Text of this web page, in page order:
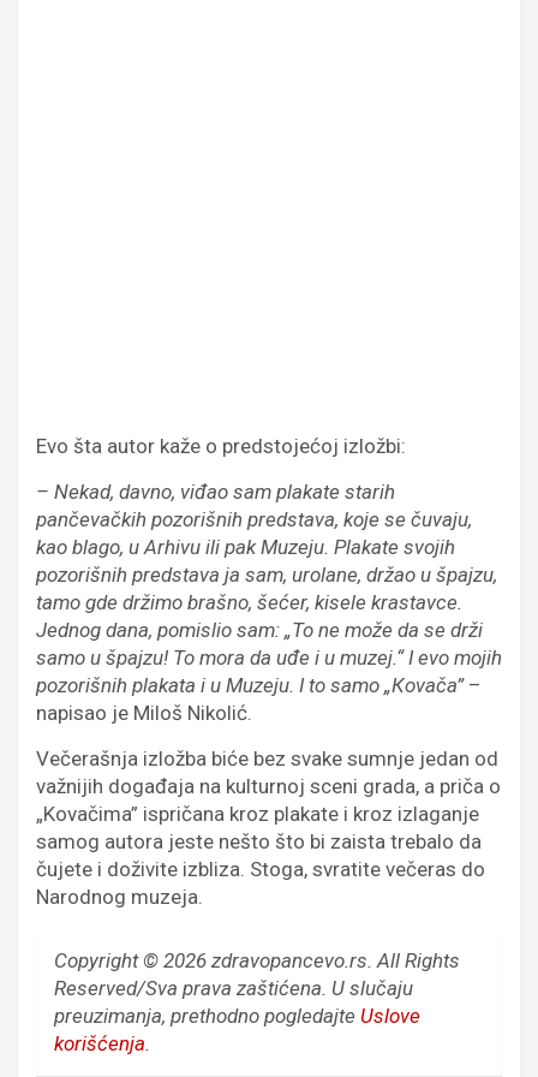
Evo šta autor kaže o predstojećoj izložbi:
– Nekad, davno, viđao sam plakate starih
pančevačkih pozorišnih predstava, koje se čuvaju,
kao blago, u Arhivu ili pak Muzeju. Plakate svojih
pozorišnih predstava ja sam, urolane, držao u špajzu,
tamo gde držimo brašno, šećer, kisele krastavce.
Jednog dana, pomislio sam: „To ne može da se drži
samo u špajzu! To mora da uđe i u muzej.“ I evo mojih
pozorišnih plakata i u Muzeju. I to samo „Кovača”–
napisao je Miloš Nikolić.
Večerašnja izložba biće bez svake sumnje jedan od
važnijih događaja na kulturnoj sceni grada, a priča o
„Kovačima” ispričana kroz plakate i kroz izlaganje
samog autora jeste nešto što bi zaista trebalo da
čujete i doživite izbliza. Stoga, svratite večeras do
Narodnog muzeja.
Copyright © 2026 zdravopancevo.rs. All Rights
Reserved/Sva prava zaštićena. U slučaju
preuzimanja, prethodno pogledajte Uslove
korišćenja.